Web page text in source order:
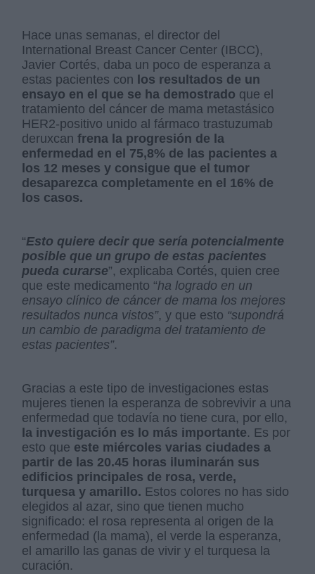
Hace unas semanas, el director del
International Breast Cancer Center (IBCC),
Javier Cortés, daba un poco de esperanza a
estas pacientes con los resultados de un
ensayo en el que se ha demostrado que el
tratamiento del cáncer de mama metastásico
HER2-positivo unido al fármaco trastuzumab
deruxcanfrena la progresión de la
enfermedad en el 75,8% de las pacientes a
los 12 meses y consigue que el tumor
desaparezca completamente en el 16% de
los casos.
“Esto quiere decir que sería potencialmente
posible que un grupo de estas pacientes
pueda curarse”, explicaba Cortés, quien cree
que este medicamento “ha logrado en un
ensayo clínico de cáncer de mama los mejores
resultados nunca vistos”, y que esto “supondrá
un cambio de paradigma del tratamiento de
estas pacientes”.
Gracias a este tipo de investigaciones estas
mujeres tienen la esperanza de sobrevivir a una
enfermedad que todavía no tiene cura, por ello,
la investigación es lo más importante. Es por
esto que este miércoles varias ciudades a
partir de las 20.45 horas iluminarán sus
edificios principales de rosa, verde,
turquesa y amarillo. Estos colores no has sido
elegidos al azar, sino que tienen mucho
significado: el rosa representa al origen de la
enfermedad (la mama), el verde la esperanza,
el amarillo las ganas de vivir y el turquesa la
curación.